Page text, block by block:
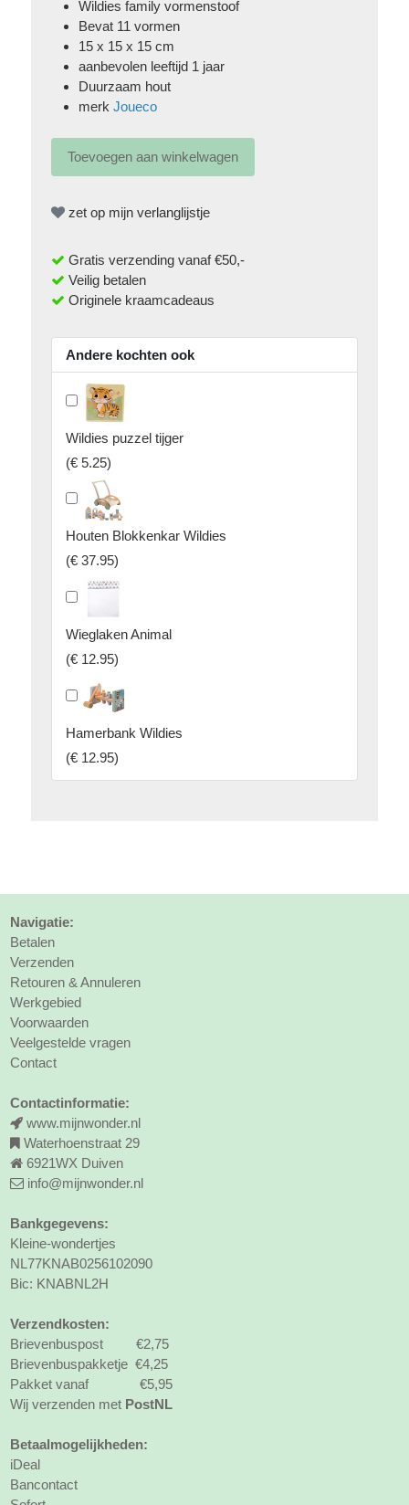
Wildies family vormenstoof
Bevat 11 vormen
15 x 15 x 15 cm
aanbevolen leeftijd 1 jaar
Duurzaam hout
merkJoueco
zet op mijn verlanglijstje
Gratis verzending vanaf €50,-
Veilig betalen
Originele kraamcadeaus
Andere kochten ook
Wildies puzzel tijger
(€ 5.25)
Houten Blokkenkar Wildies
(€ 37.95)
Wieglaken Animal
(€ 12.95)
Hamerbank Wildies
(€ 12.95)
Navigatie:
Betalen
Verzenden
Retouren & Annuleren
Werkgebied
Voorwaarden
Veelgestelde vragen
Contact
Contactinformatie:
www.mijnwonder.nl
Waterhoenstraat 29
6921WX Duiven
info@mijnwonder.nl
Bankgegevens:
Kleine-wondertjes
NL77KNAB0256102090
Bic: KNABNL2H
Verzendkosten:
Brievenbuspost €2,75
Brievenbuspakketje €4,25
Pakket vanaf €5,95
Wij verzenden met PostNL
Betaalmogelijkheden:
iDeal
Bancontact